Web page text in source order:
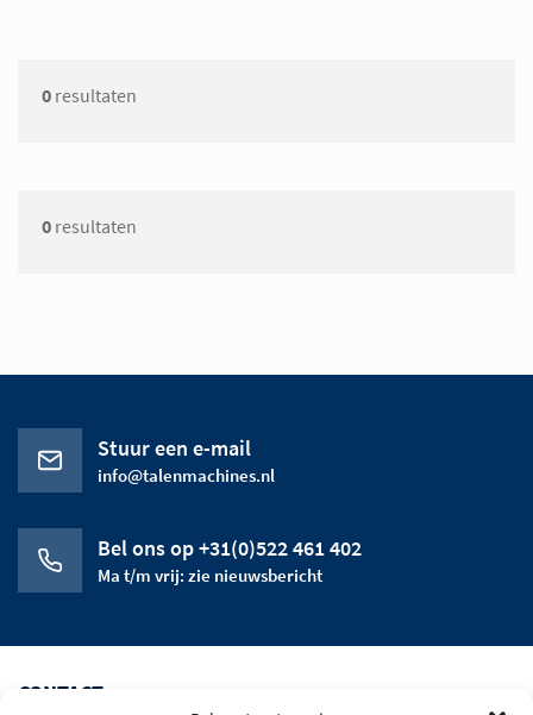
0 resultaten
0 resultaten
Stuur een e-mail
info@talenmachines.nl
Bel ons op +31(0)522 461 402
Ma t/m vrij: zie nieuwsbericht
CONTACT